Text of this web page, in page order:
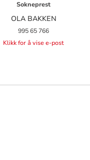
Sokneprest
OLA BAKKEN
995 65 766
Klikk for å vise e-post